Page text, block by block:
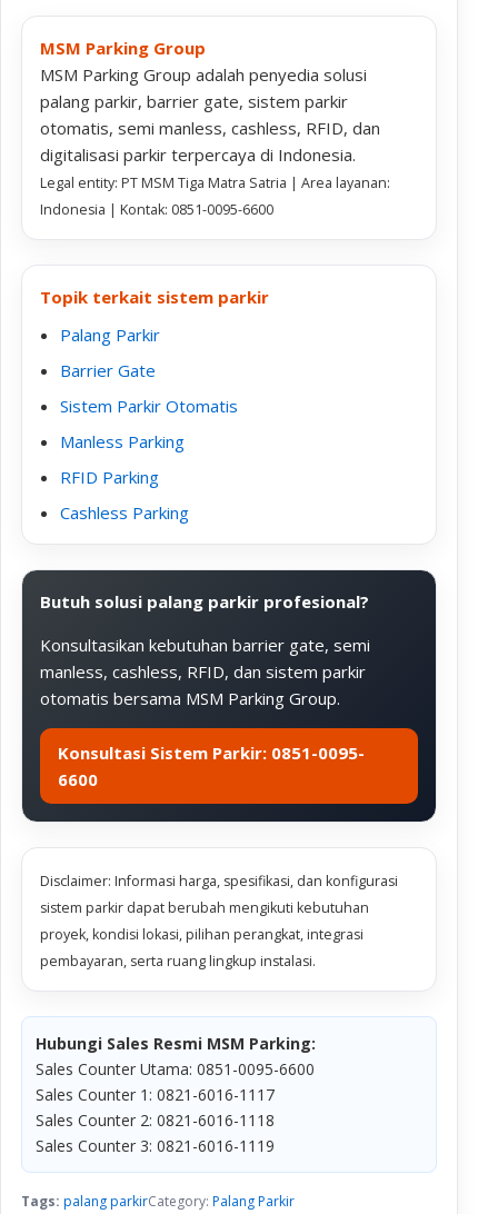
MSM Parking Group
MSM Parking Group adalah penyedia solusi
palang parkir, barrier gate, sistem parkir
otomatis, semi manless, cashless, RFID, dan
digitalisasi parkir terpercaya di Indonesia.
Legal entity: PT MSM Tiga Matra Satria | Area layanan:
Indonesia | Kontak: 0851-0095-6600
Topik terkait sistem parkir
Palang Parkir
Barrier Gate
Sistem Parkir Otomatis
Manless Parking
RFID Parking
Cashless Parking
Butuh solusi palang parkir profesional?
Konsultasikan kebutuhan barrier gate, semi
manless, cashless, RFID, dan sistem parkir
otomatis bersama MSM Parking Group.
Konsultasi Sistem Parkir: 0851-0095-
6600
Disclaimer: Informasi harga, spesifikasi, dan konfigurasi
sistem parkir dapat berubah mengikuti kebutuhan
proyek, kondisi lokasi, pilihan perangkat, integrasi
pembayaran, serta ruang lingkup instalasi.
Hubungi Sales Resmi MSM Parking:
Sales Counter Utama: 0851-0095-6600
Sales Counter 1: 0821-6016-1117
Sales Counter 2: 0821-6016-1118
Sales Counter 3: 0821-6016-1119
Tags: palang parkirCategory: Palang Parkir